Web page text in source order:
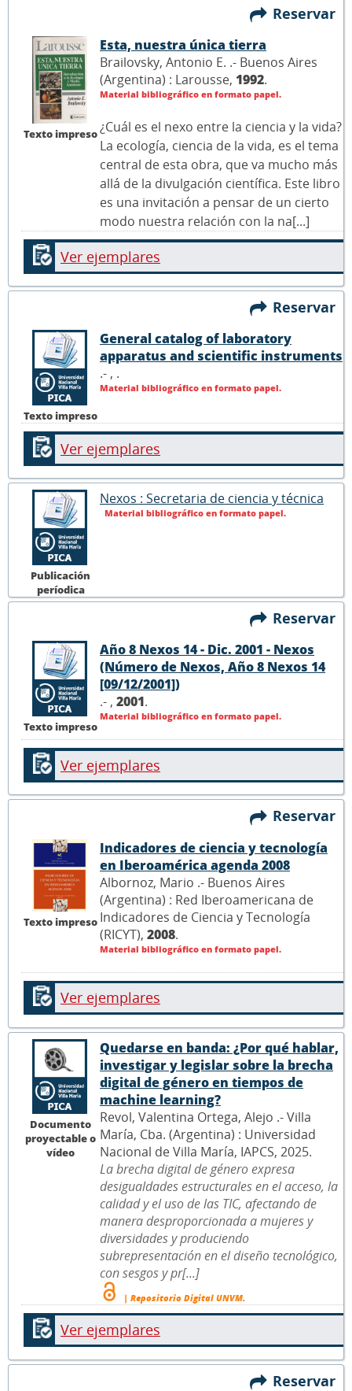
Reservar
Texto impreso
Esta, nuestra única tierra
Brailovsky, Antonio E. .- Buenos Aires
(Argentina) : Larousse, 1992.
Material bibliográfico en formato papel.
¿Cuál es el nexo entre la ciencia y la vida?
La ecología, ciencia de la vida, es el tema
central de esta obra, que va mucho más
allá de la divulgación científica. Este libro
es una invitación a pensar de un cierto
modo nuestra relación con la na[...]
Ver ejemplares
Reservar
Texto impreso
General catalog of laboratory
apparatus and scientific instruments
.- , .
Material bibliográfico en formato papel.
Ver ejemplares
Publicación
períodica
Nexos : Secretaria de ciencia y técnica
Material bibliográfico en formato papel.
Reservar
Texto impreso
Año 8 Nexos 14 - Dic. 2001 - Nexos
(Número de Nexos, Año 8 Nexos 14
[09/12/2001])
.- , 2001.
Material bibliográfico en formato papel.
Ver ejemplares
Reservar
Texto impreso
Indicadores de ciencia y tecnología
en Iberoamérica agenda 2008
Albornoz, Mario .- Buenos Aires
(Argentina) : Red Iberoamericana de
Indicadores de Ciencia y Tecnología
(RICYT), 2008.
Material bibliográfico en formato papel.
Ver ejemplares
Documento
proyectable o
vídeo
Quedarse en banda: ¿Por qué hablar,
investigar y legislar sobre la brecha
digital de género en tiempos de
machine learning?
Revol, Valentina Ortega, Alejo .- Villa
María, Cba. (Argentina) : Universidad
Nacional de Villa María, IAPCS, 2025.
La brecha digital de género expresa
desigualdades estructurales en el acceso, la
calidad y el uso de las TIC, afectando de
manera desproporcionada a mujeres y
diversidades y produciendo
subrepresentación en el diseño tecnológico,
con sesgos y pr[...]
| Repositorio Digital UNVM.
Ver ejemplares
Reservar